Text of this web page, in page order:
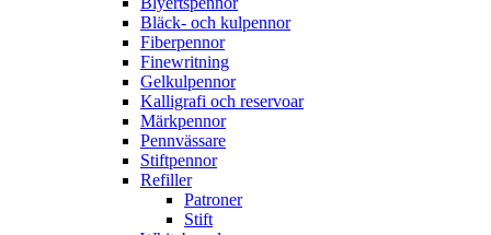
Bläck- och kulpennor
Fiberpennor
Finewritning
Gelkulpennor
Kalligrafi och reservoar
Märkpennor
Pennvässare
Stiftpennor
Refiller
Patroner
Stift